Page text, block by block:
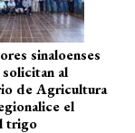
sinaloenses
al
de Agricultura
el
trigo